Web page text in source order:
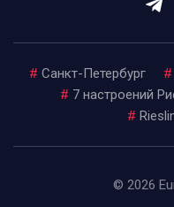
# Санкт-Петербург #
# 7 настроений
#
© 2026